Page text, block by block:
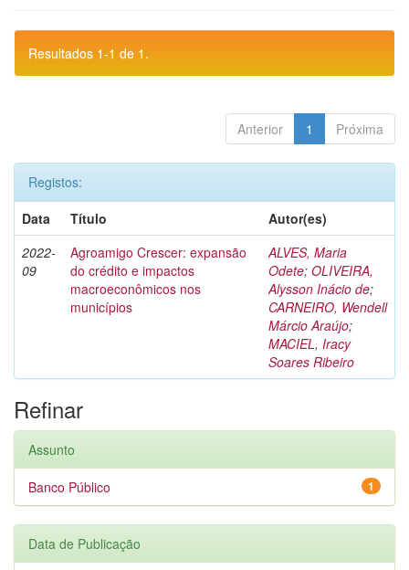
Resultados 1-1 de 1.
Anterior 1 Próxima
Registos:
Data
Título
Autor(es)
2022-
09
Agroamigo Crescer: expansão
do crédito e impactos
macroeconômicos nos
municípios
ALVES, Maria
Odete; OLIVEIRA,
Alysson Inácio de;
CARNEIRO, Wendell
Márcio Araújo;
MACIEL, Iracy
Soares Ribeiro
Refinar
Assunto
1
Banco Público
Data de Publicação